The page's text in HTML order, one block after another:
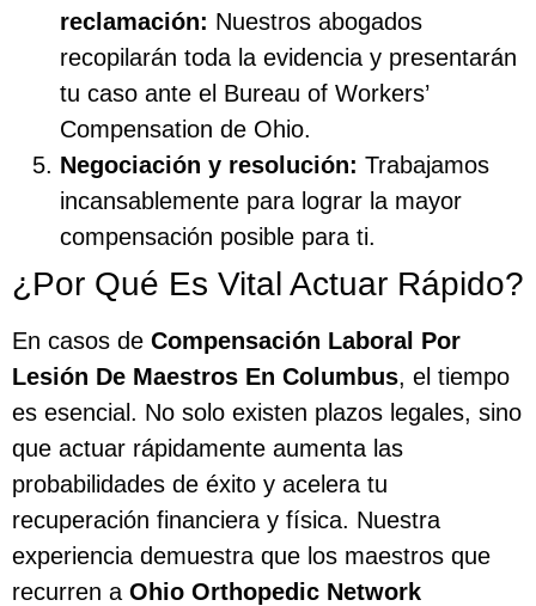
reclamación: Nuestros abogados
recopilarán toda la evidencia y presentarán
tu caso ante el Bureau of Workers’
Compensation de Ohio.
Negociación y resolución: Trabajamos
incansablemente para lograr la mayor
compensación posible para ti.
¿Por Qué Es Vital Actuar Rápido?
En casos de Compensación Laboral Por
Lesión De Maestros En Columbus, el tiempo
es esencial. No solo existen plazos legales, sino
que actuar rápidamente aumenta las
probabilidades de éxito y acelera tu
recuperación financiera y física. Nuestra
experiencia demuestra que los maestros que
recurren a Ohio Orthopedic Network